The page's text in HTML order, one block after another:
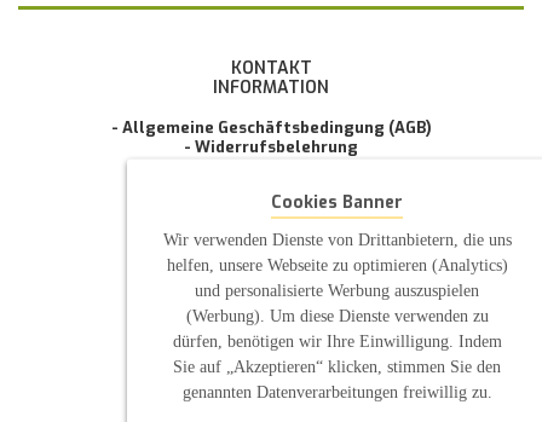
KONTAKT
INFORMATION
- Allgemeine Geschäftsbedingung (AGB)
- Widerrufsbelehrung
- Pflegehinweise
E-Mail: infos@sp-kerzen.de
Cookies Banner
Wir verwenden Dienste von Drittanbietern, die uns
helfen, unsere Webseite zu optimieren (Analytics)
und personalisierte Werbung auszuspielen
(Werbung). Um diese Dienste verwenden zu
dürfen, benötigen wir Ihre Einwilligung. Indem
Sie auf „Akzeptieren“ klicken, stimmen Sie den
genannten Datenverarbeitungen freiwillig zu.